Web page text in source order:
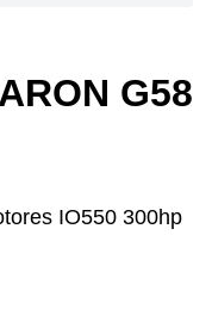
G58
IO550 300hp